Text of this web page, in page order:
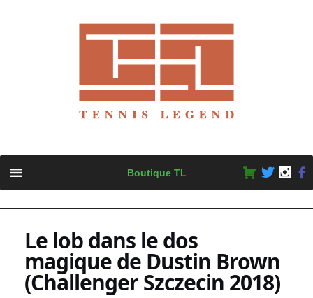
content
Boutique TL
Le lob dans le dos
magique de Dustin Brown
(Challenger Szczecin 2018)